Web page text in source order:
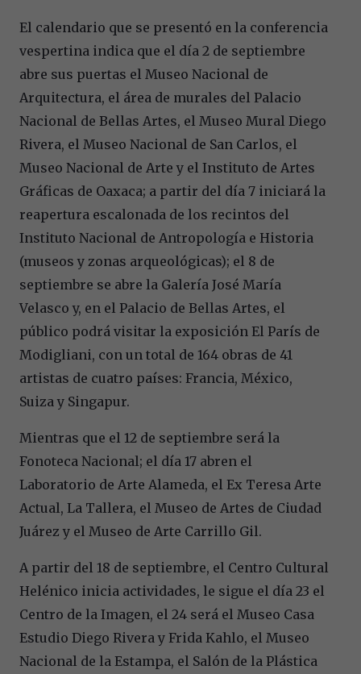
El calendario que se presentó en la conferencia
vespertina indica que el día 2 de septiembre
abre sus puertas el Museo Nacional de
Arquitectura, el área de murales del Palacio
Nacional de Bellas Artes, el Museo Mural Diego
Rivera, el Museo Nacional de San Carlos, el
Museo Nacional de Arte y el Instituto de Artes
Gráficas de Oaxaca; a partir del día 7 iniciará la
reapertura escalonada de los recintos del
Instituto Nacional de Antropología e Historia
(museos y zonas arqueológicas); el 8 de
septiembre se abre la Galería José María
Velasco y, en el Palacio de Bellas Artes, el
público podrá visitar la exposición El París de
Modigliani, con un total de 164 obras de 41
artistas de cuatro países: Francia, México,
Suiza y Singapur.
Mientras que el 12 de septiembre será la
Fonoteca Nacional; el día 17 abren el
Laboratorio de Arte Alameda, el Ex Teresa Arte
Actual, La Tallera, el Museo de Artes de Ciudad
Juárez y el Museo de Arte Carrillo Gil.
A partir del 18 de septiembre, el Centro Cultural
Helénico inicia actividades, le sigue el día 23 el
Centro de la Imagen, el 24 será el Museo Casa
Estudio Diego Rivera y Frida Kahlo, el Museo
Nacional de la Estampa, el Salón de la Plástica